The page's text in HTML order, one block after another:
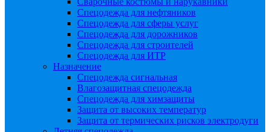
Спецодежда для нефтяников
Спецодежда для сферы услуг
Спецодежда для дорожников
Спецодежда для строителей
Спецодежда для ИТР
Назначение
Спецодежда сигнальная
Влагозащитная спецодежда
Спецодежда для химзащиты
Защита от высоких температур
Защита от термических рисков электродуги